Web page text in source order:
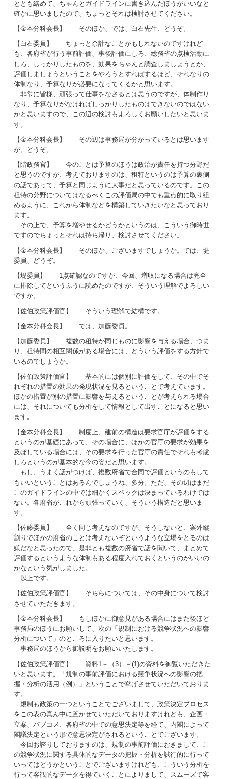
ととも絡めて、ちゃんとガイドラインに書き込んだほうがいいなと
確かに思いましたので、ちょっとそれは検討させてください。
【金本分科会長】 そのほか、では、白石先生、どうぞ。
【白石委員】 ちょっと余計なことかもしれないのですけれど
も、各府省が行う事前評価、事後評価にしろ、総務省の点検活動に
しろ、しっかりしたものを、効果をちゃんと調査しましょうとか、
評価しましょうということをやろうとすればするほど、それなりの
体制なり、予算なりが必要になってくるかと思います。
非常に皆様、頑張って仕事をなさるとは思うのですが、体制作り
なり、予算なりがなければしっかりしたものはできないのではない
かと思いますので、この辺の検討もよろしくお願いしたいと思いま
す。
【金本分科会長】 その辺は事務局が分かっているとは思います
が。どうぞ。
【階政務官】 今のことは予算のほうは政治が責任を持つ分野だ
と思うのですが、考えておりますのは、租特というのは予算の裏側
の話であって、予算と同じように大事だと思っているのです。この
租特の分野についてはなるべくこの評価局の中でも重点的に取り組
めるように、これから体制などを構築していきたいなと思っており
ます。
その上で、予算を増やせるかどうかというのは、こういう御時世
ですのでちょっとそれは持ち帰り、検討させてください。
【金本分科会長】 そのほか、ございますでしょうか。では、堤
委員、どうぞ。
【堤委員】 1点確認なのですが、今回、増収になる場合は完全
に排除してというふうに読めたのですが、そういう理解でよろしい
ですか。
【佐伯政策評価官】 そういう理解で結構です。
【金本分科会長】 では、加藤委員。
【加藤委員】 複数の租特が同じものに影響を与える場合、つま
り、租特間の相互関係がある場合には、どういう評価をする方針で
いるのでしょうか。
【佐伯政策評価官】 基本的には個別に評価をして、その中でそ
れぞれの措置の効果の発現状況を見るということで考えています。
ほかの措置が別の措置に影響を与えるということが考えられる場合
には、それについても分析をして情報として出すことになると思い
ます。
【金本分科会長】 制度上、建前の構造は要求官庁が評価をする
というのが基礎にあって、その場合に、ほかの官庁の要求が効果を
及ぼしている場合には、その要求を行った官庁の責任でそれも考慮
しろというのが基本的な今の姿だと思います。
もし、うまく話がつけば、複数府省で合同で評価というのもして
もいいということはあるんでしょうね、多分。ただ、その辺はまだ
このガイドラインの中では細かくスペックは決まっているわけでは
ない。各府省がこれから頑張っていく、そういう構造だと思いま
す。
【佐藤委員】 全く同じ考えなのですが、そうしないと、案外縦
割りでほかの府省のことは考えないぞというような立場をとるのは
嫌だなと思ったので、是非とも複数の府省で話を聞いて、まとめて
評価するというような体制もある程度入れておくというのがいいの
かなという気がしました。
以上です。
【佐伯政策評価官】 そちらについては、その中身について検討
させていただきます。
【金本分科会長】 もしほかに御意見がある場合にはまた後ほど
事務局のほうにお願いして、次の「規制における競争状況への影響
分析について」のところに入りたいと思います。
事務局のほうから御説明をお願いいたします。
【佐伯政策評価官】 資料1－（3）－(1)の資料を御覧いただきた
いと思います。「規制の事前評価における競争状況への影響の把
握・分析の活用（例）」ということで挙げさせていただいておりま
す。
規制も政策の一つということでございまして、政策決定プロセス
をこの表の真ん中に置かせていただいておりますけれども、企画・
立案、パブコメ、各府省の中での意思決定等を経て、内閣によって
閣議決定という形で意思決定がされるということでございます。
今回お諮りしておりますのは、規制の事前評価におきまして、こ
の競争状況に関する具体的なデータの把握・分析を試行的に行って
いってはどうかということでございますけれども、こういう分析を
行って客観的なデータを得ていくことによりまして、スムーズで客